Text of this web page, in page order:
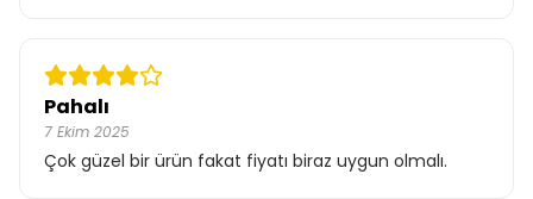
Pahalı
7 Ekim 2025
Çok güzel bir ürün fakat fiyatı biraz uygun olmalı.